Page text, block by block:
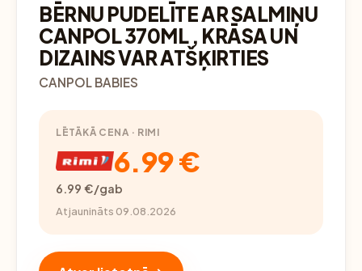
BĒRNU PUDELĪTE AR SALMIŅU
CANPOL 370ML , KRĀSA UN
DIZAINS VAR ATŠĶIRTIES
CANPOL BABIES
LĒTĀKĀ CENA · RIMI
6.99 €
6.99 €/gab
Atjaunināts 09.08.2026